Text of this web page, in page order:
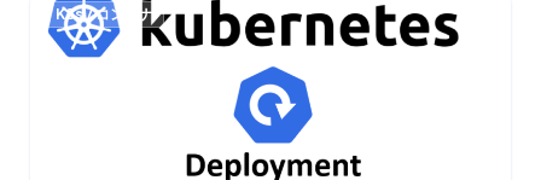
K8s / コンテナ